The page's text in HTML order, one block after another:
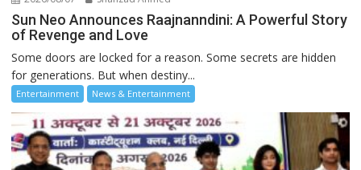
Sun Neo Announces Raajnanndini: A Powerful Story
of Revenge and Love
Some doors are locked for a reason. Some secrets are hidden
for generations. But when destiny...
Entertainment News & Entertainment